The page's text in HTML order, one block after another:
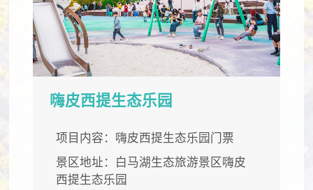
嗨皮西提生态乐园
项目内容：嗨皮西提生态乐园门票
景区地址：白马湖生态旅游景区嗨皮
西提生态乐园